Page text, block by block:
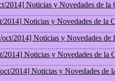
2014] Noticias y Novedades de la
2014] Noticias y Novedades de la
2014] Noticias y Novedades de
2014] Noticias y Novedades de la
2014] Noticias y Novedades de